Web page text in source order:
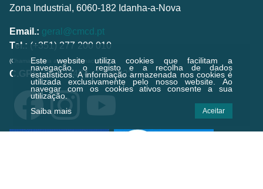
Este website utiliza cookies que facilitam a
navegação, o registo e a recolha de dados
estatísticos.A informação armazenada nos cookies é
utilizada exclusivamente pelo nosso website. Ao
navegar com os cookies ativos consente a sua
utilização.
Saiba mais
Aceitar
Zona Industrial, 6060-182 Idanha-a-Nova
Email.: geral@cmcd.pt
Tel.: (+351) 277 200 010
(Chamada para a rede fixa nacional)
C.GPS:39.924474,-7.238823